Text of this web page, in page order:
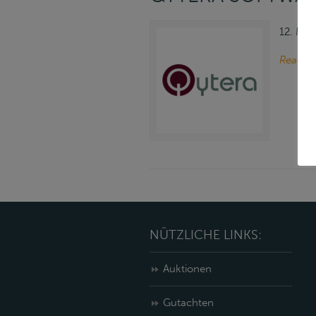
12.
Read
NÜTZLICHE LINKS:
Auktionen
Gutachten